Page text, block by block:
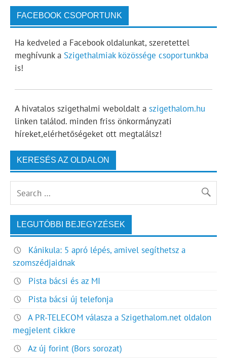
FACEBOOK CSOPORTUNK
Ha kedveled a Facebook oldalunkat, szeretettel
meghívunk a Szigethalmiak közössége csoportunkba
is!
A hivatalos szigethalmi weboldalt a szigethalom.hu
linken találod. minden friss önkormányzati
híreket,elérhetőségeket ott megtalálsz!
KERESÉS AZ OLDALON
LEGUTÓBBI BEJEGYZÉSEK
Kánikula: 5 apró lépés, amivel segíthetsz a
szomszédjaidnak
Pista bácsi és az MI
Pista bácsi új telefonja
A PR-TELECOM válasza a Szigethalom.net oldalon
megjelent cikkre
Az új forint (Bors sorozat)